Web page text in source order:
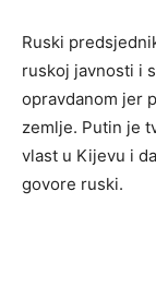
Ruski
ruskoj javnosti i
opravdanom jer
zemlje. Putin je
vlast u Kijevu i
govore ruski.